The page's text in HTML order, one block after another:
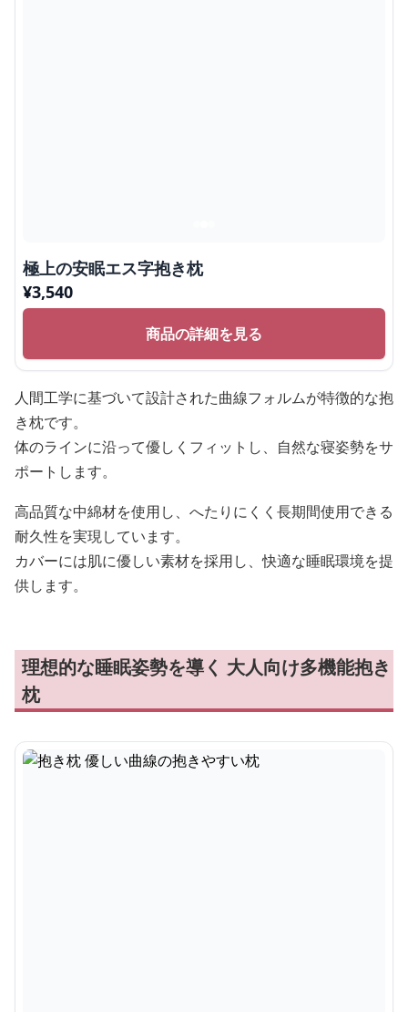
極上の安眠エス字抱き枕
¥3,540
商品の詳細を見る
人間工学に基づいて設計された曲線フォルムが特徴的な抱
き枕です。
体のラインに沿って優しくフィットし、自然な寝姿勢をサ
ポートします。
高品質な中綿材を使用し、へたりにくく長期間使用できる
耐久性を実現しています。
カバーには肌に優しい素材を採用し、快適な睡眠環境を提
供します。
理想的な睡眠姿勢を導く 大人向け多機能抱き
枕